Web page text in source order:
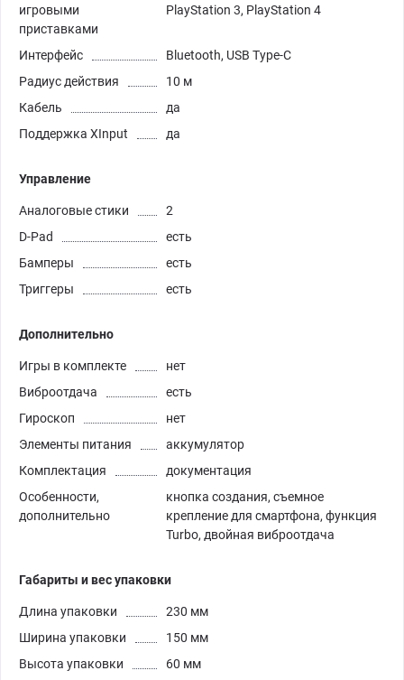
игровыми
приставками
PlayStation 3, PlayStation 4
Интерфейс
Bluetooth, USB Type-C
Радиус действия
10 м
Кабель
да
Поддержка XInput
да
Управление
Аналоговые стики
2
D-Pad
есть
Бамперы
есть
Триггеры
есть
Дополнительно
Игры в комплекте
нет
Виброотдача
есть
Гироскоп
нет
Элементы питания
аккумулятор
Комплектация
документация
Особенности,
дополнительно
кнопка создания, съемное
крепление для смартфона, функция
Turbo, двойная виброотдача
Габариты и вес упаковки
Длина упаковки
230 мм
Ширина упаковки
150 мм
Высота упаковки
60 мм